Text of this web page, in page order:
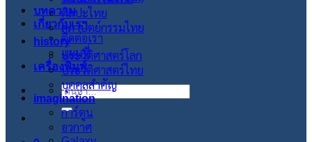
บทความ
เกี่ยวกับเรา
ติดต่อเรา
แผนที่
เครื่องพิมพ์
ค้นหา:
ศิลปะไทย
สภาปัตย์กรรมไทย
history
ประวัติศาสตร์โลก
ประวัติศาสตร์ไทย
บุคคลสำคัญ
imagination
การ์ตูน
อวกาศ